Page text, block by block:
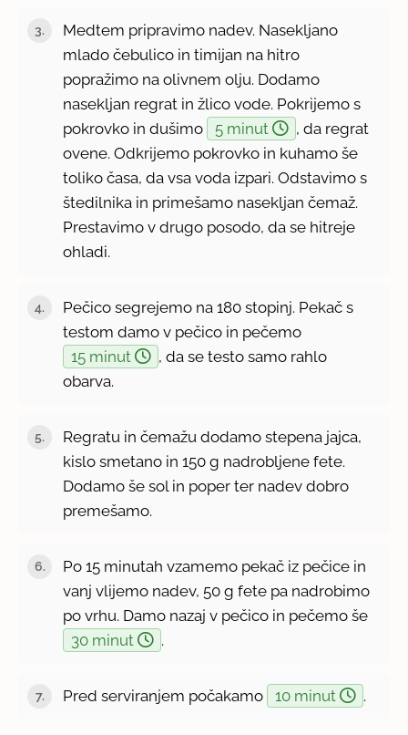
Medtem pripravimo nadev. Nasekljano
mlado čebulico in timijan na hitro
popražimo na olivnem olju. Dodamo
nasekljan regrat in žlico vode. Pokrijemo s
pokrovko in dušimo
5 minut
, da regrat
ovene. Odkrijemo pokrovko in kuhamo še
toliko časa, da vsa voda izpari. Odstavimo s
štedilnika in primešamo nasekljan čemaž.
Prestavimo v drugo posodo, da se hitreje
ohladi.
Pečico segrejemo na 180 stopinj. Pekač s
testom damo v pečico in pečemo
15 minut
, da se testo samo rahlo
obarva.
Regratu in čemažu dodamo stepena jajca,
kislo smetano in 150 g nadrobljene fete.
Dodamo še sol in poper ter nadev dobro
premešamo.
Po 15 minutah vzamemo pekač iz pečice in
vanj vlijemo nadev, 50 g fete pa nadrobimo
po vrhu. Damo nazaj v pečico in pečemo še
30 minut
.
Pred serviranjem počakamo 10 minut .